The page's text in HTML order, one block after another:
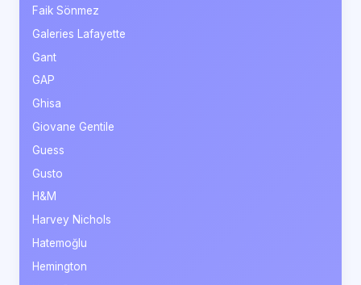
Faik Sönmez
Galeries Lafayette
Gant
GAP
Ghisa
Giovane Gentile
Guess
Gusto
H&M
Harvey Nichols
Hatemoğlu
Hemington